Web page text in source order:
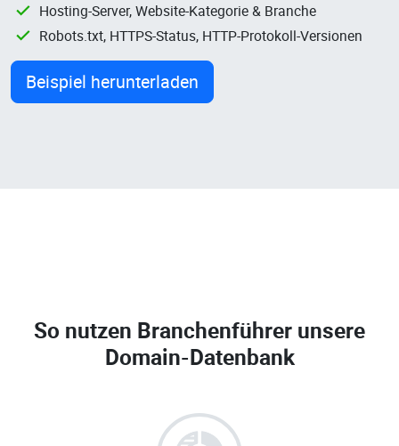
Hosting-Server, Website-Kategorie & Branche
Robots.txt, HTTPS-Status, HTTP-Protokoll-Versionen
Beispiel herunterladen
So nutzen Branchenführer unsere
Domain-Datenbank